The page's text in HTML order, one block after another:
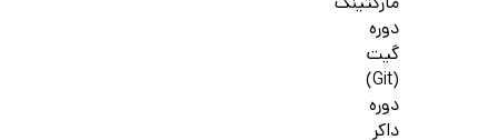
دوره
گیت
(Git)
دوره
داکر